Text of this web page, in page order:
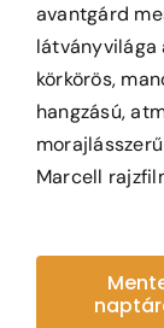
avantgárd
látványvilága
körkörös,
hangzású,
Marcell